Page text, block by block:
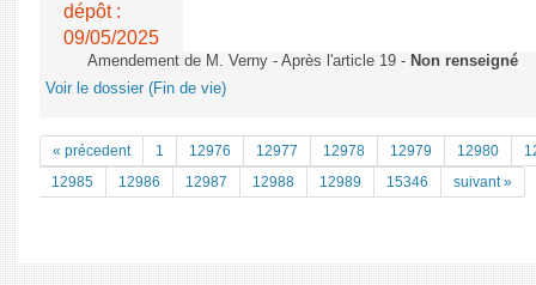
dépôt :
09/05/2025
Amendement de M. Verny - Après l'article 19 - Non renseigné
Voir le dossier (Fin de vie)
« précedent 1 12976 12977 12978 12979 12980
12985
12986 12987 12988 12989 15346 suivant »